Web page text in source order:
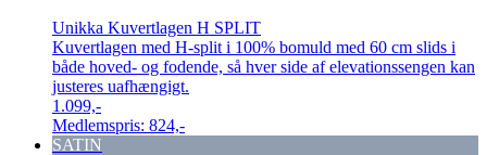
Unikka Kuvertlagen H SPLIT
Kuvertlagen med H-split i 100% bomuld med 60 cm slids i
både hoved- og fodende, så hver side af elevationssengen kan
justeres uafhængigt.
1.099,-
Medlemspris: 824,-
SATIN